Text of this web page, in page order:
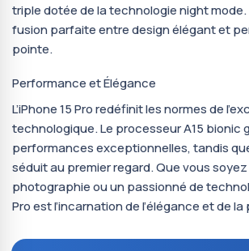
triple dotée de la technologie night mode.
fusion parfaite entre design élégant et
pointe.
Performance et Élégance
L’iPhone 15 Pro redéfinit les normes de
technologique. Le processeur A15 bionic
performances exceptionnelles, tandis
séduit au premier regard. Que vous
photographie ou un passionné de
Pro est l’incarnation de l’élégance et de